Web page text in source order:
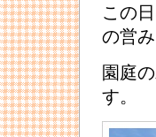
この
の営
園庭
す。